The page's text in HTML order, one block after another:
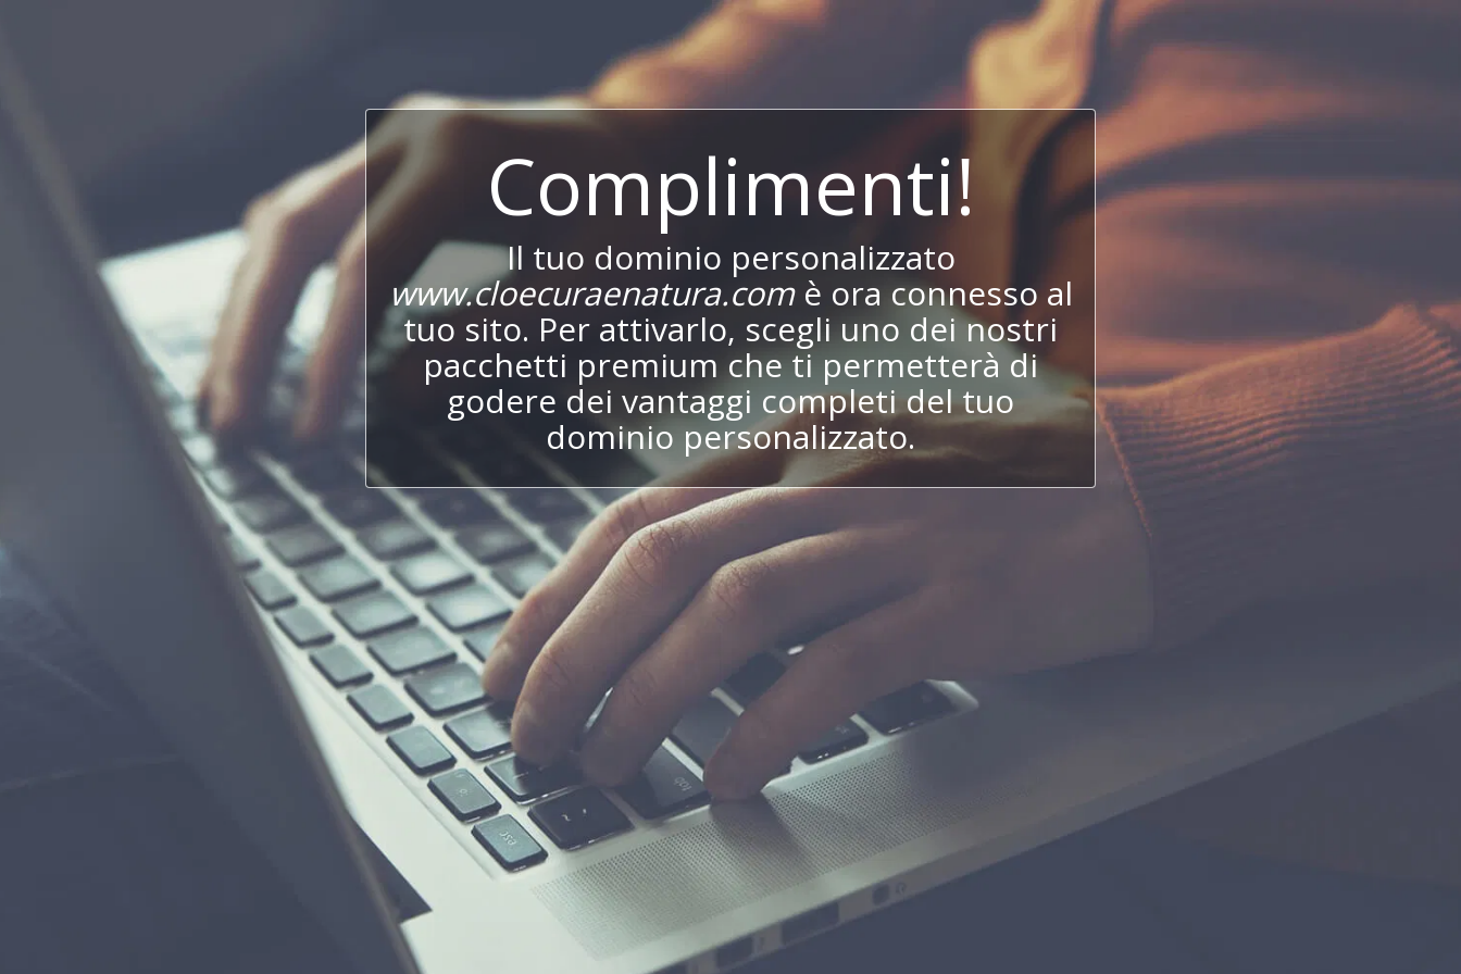
Complimenti!
Il tuo dominio personalizzato
www.cloecuraenatura.comè ora connesso al
tuo sito. Per attivarlo, scegli uno dei nostri
pacchetti premium che ti permetterà di
godere dei vantaggi completi del tuo
dominio personalizzato.